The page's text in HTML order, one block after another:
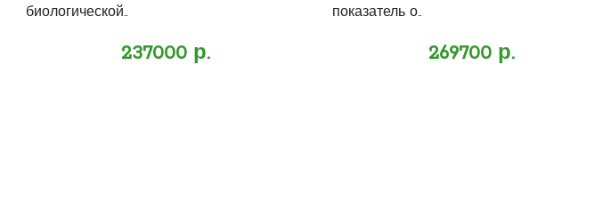
биологической..
237000 р.
показатель о..
269700 р.